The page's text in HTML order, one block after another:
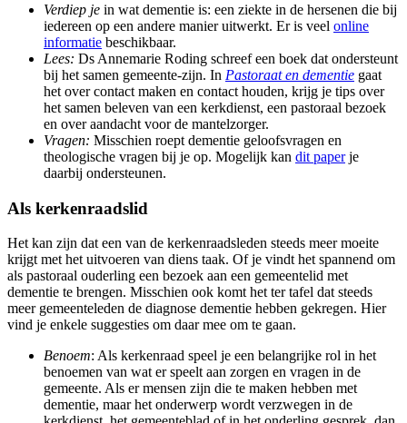
Verdiep je in wat dementie is: een ziekte in de hersenen die bij
iedereen op een andere manier uitwerkt. Er is veel online
informatie beschikbaar.
Lees: Ds Annemarie Roding schreef een boek dat ondersteunt
bij het samen gemeente-zijn. In Pastoraat en dementie gaat
het over contact maken en contact houden, krijg je tips over
het samen beleven van een kerkdienst, een pastoraal bezoek
en over aandacht voor de mantelzorger.
Vragen: Misschien roept dementie geloofsvragen en
theologische vragen bij je op. Mogelijk kan dit paperje
daarbij ondersteunen.
Als kerkenraadslid
Het kan zijn dat een van de kerkenraadsleden steeds meer moeite
krijgt met het uitvoeren van diens taak. Of je vindt het spannend om
als pastoraal ouderling een bezoek aan een gemeentelid met
dementie te brengen. Misschien ook komt het ter tafel dat steeds
meer gemeenteleden de diagnose dementie hebben gekregen. Hier
vind je enkele suggesties om daar mee om te gaan.
Benoem: Als kerkenraad speel je een belangrijke rol in het
benoemen van wat er speelt aan zorgen en vragen in de
gemeente. Als er mensen zijn die te maken hebben met
dementie, maar het onderwerp wordt verzwegen in de